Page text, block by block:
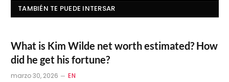
TAMBIÉN TE PUEDE INTERSAR
What is Kim Wilde net worth estimated? How
did he get his fortune?
marzo 30, 2026 EN